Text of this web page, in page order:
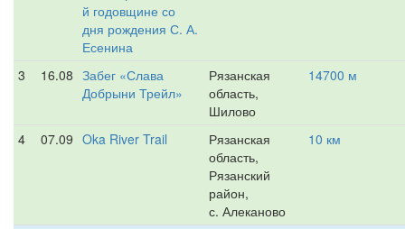
й годовщине со
дня рождения С. А.
Есенина
3
16.08 Забег «Слава
Добрыни Трейл»
Рязанская
область,
Шилово
14700 м
4 07.09 Oka River Trail
Рязанская
область,
Рязанский
район,
с. Алеканово
10 км